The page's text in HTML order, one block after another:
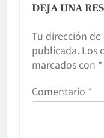
DEJA UNA
Tu dirección
publicada. Los
marcados con *
Comentario *